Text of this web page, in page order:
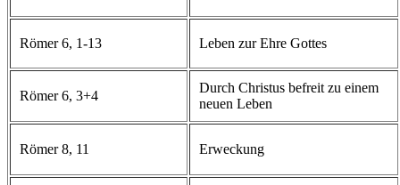
Römer 6, 1-13 Leben zur Ehre Gottes
Römer 6, 3+4
Durch Christus befreit zu einem
neuen Leben
Römer 8, 11 Erweckung